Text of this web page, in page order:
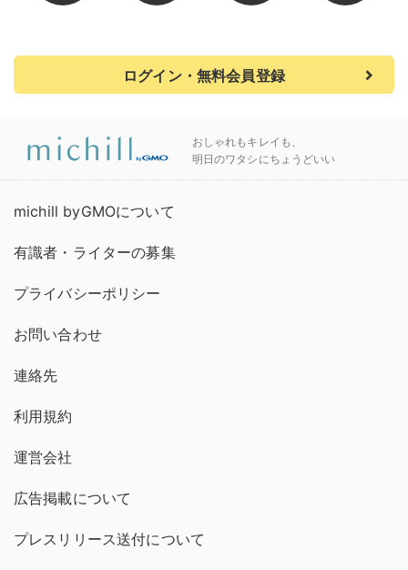
ログイン・無料会員登録
おしゃれもキレイも、
明日のワタシにちょうどいい
michill byGMOについて
有識者・ライターの募集
プライバシーポリシー
お問い合わせ
連絡先
利用規約
運営会社
広告掲載について
プレスリリース送付について